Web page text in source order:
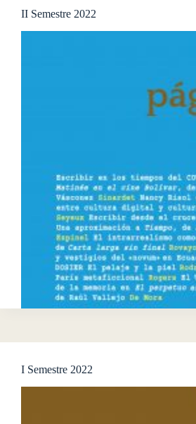
II Semestre 2022
I Semestre 2022